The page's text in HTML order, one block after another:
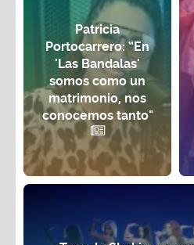
Patricia
Portocarrero: “En
'Las Bandalas'
somos como un
matrimonio, nos
conocemos tanto"